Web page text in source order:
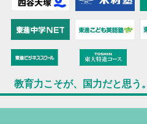
教育力こそが、国力だと思う。